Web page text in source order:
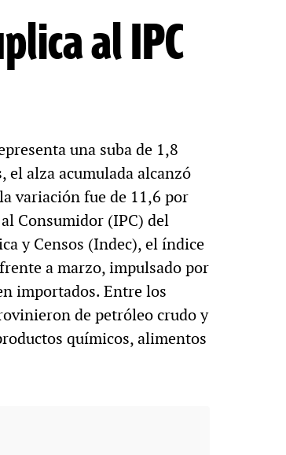
al IPC
una suba de 1,8
el alza acumulada alcanzó
variación fue de 11,6 por
Consumidor (IPC) del
y Censos (Indec), el índice
a marzo, impulsado por
importados. Entre los
de petróleo crudo y
químicos, alimentos